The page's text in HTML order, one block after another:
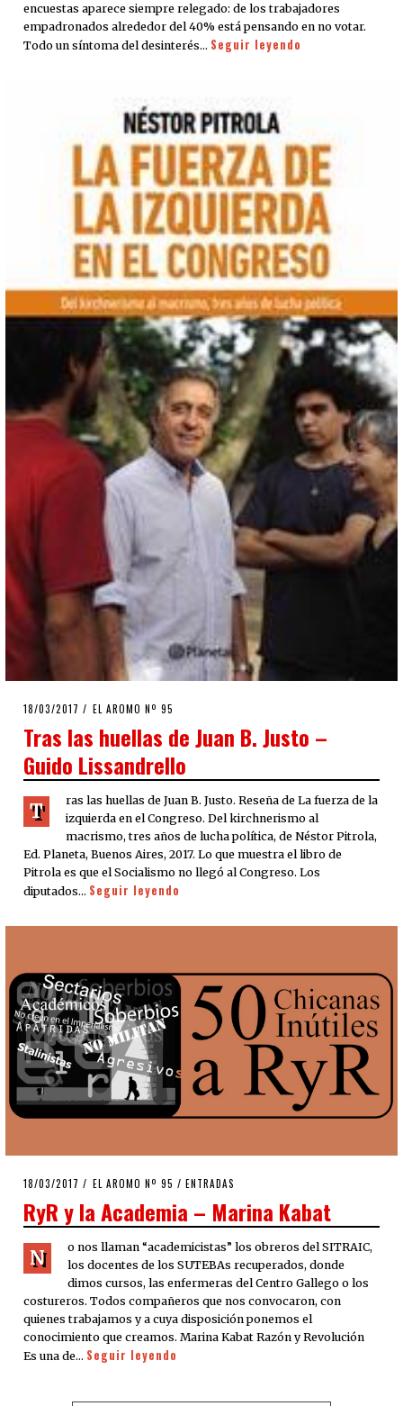
encuestas aparece siempre relegado: de los trabajadores
empadronados alrededor del 40% está pensando en no votar.
Todo un síntoma del desinterés… Seguir leyendo
POSTED
18/03/2017 EL AROMO Nº 95
Tras las huellas de Juan B. Justo –
Guido Lissandrello
T
ras las huellas de Juan B. Justo. Reseña de La fuerza de la
izquierda en el Congreso. Del kirchnerismo al
macrismo, tres años de lucha política, de Néstor Pitrola,
Ed. Planeta, Buenos Aires, 2017. Lo que muestra el libro de
Pitrola es que el Socialismo no llegó al Congreso. Los
diputados… Seguir leyendo
POSTED
18/03/2017 17/04/2017
EL AROMO Nº 95 / ENTRADAS
RyR y la Academia – Marina Kabat
N
o nos llaman “academicistas” los obreros del SITRAIC,
los docentes de los SUTEBAs recuperados, donde
dimos cursos, las enfermeras del Centro Gallego o los
costureros. Todos compañeros que nos convocaron, con
quienes trabajamos y a cuya disposición ponemos el
conocimiento que creamos. Marina Kabat Razón y Revolución
Es una de… Seguir leyendo